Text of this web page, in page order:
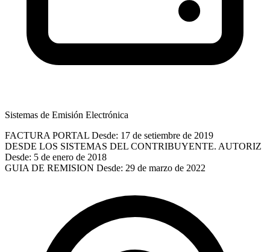
Sistemas de Emisión Electrónica
FACTURA PORTAL Desde: 17 de setiembre de 2019
DESDE LOS SISTEMAS DEL CONTRIBUYENTE. AUTORIZ
Desde: 5 de enero de 2018
GUIA DE REMISION Desde: 29 de marzo de 2022